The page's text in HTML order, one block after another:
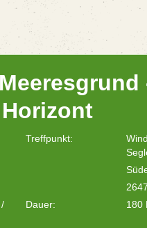
Treffpunkt:
Dauer: 180